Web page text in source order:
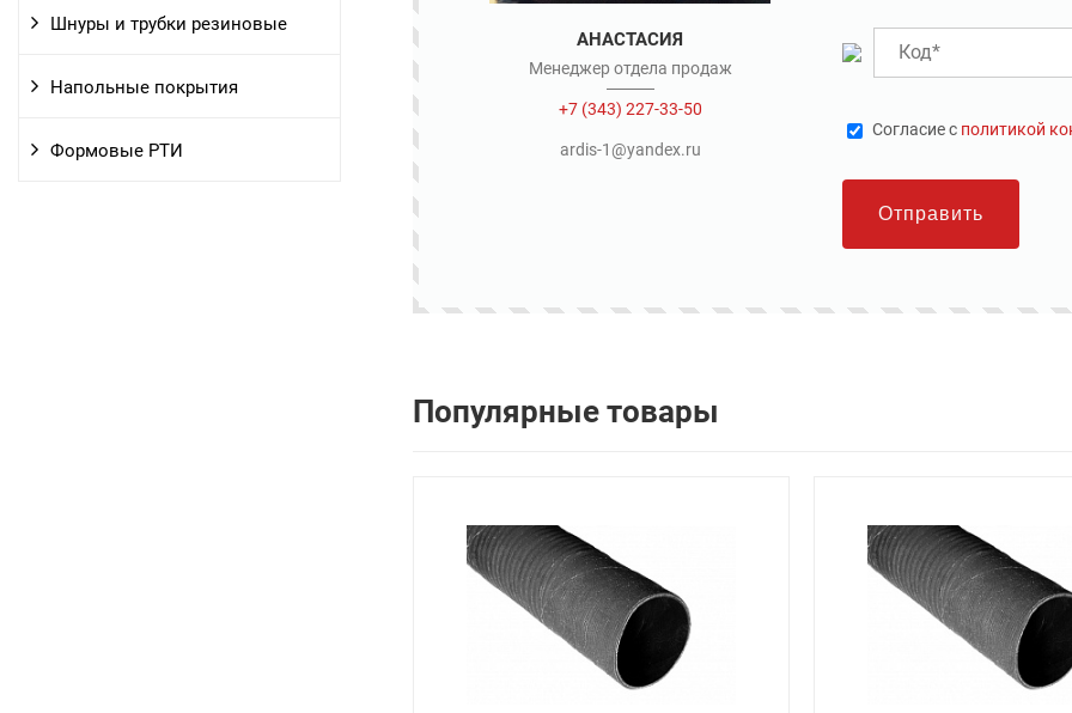
Шнуры и трубки резиновые
Напольные покрытия
Формовые РТИ
АНАСТАСИЯ
Менеджер отдела продаж
+7 (343) 227-33-50
ardis-1@yandex.ru
Cогласие с политикой
Отправить
Популярные товары